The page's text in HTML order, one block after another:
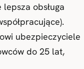
obsługa
ubezpieczyciele
do 25 lat,